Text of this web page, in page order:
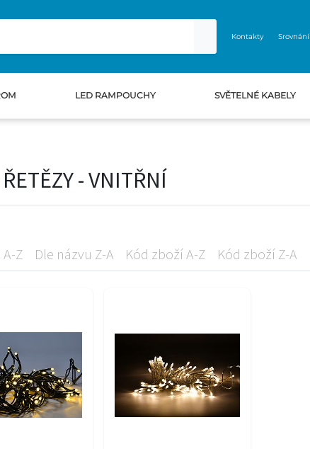
Kontakty Srovnání
LED RAMPOUCHY SVĚTELNÉ KABELY
- VNITŘNÍ
Z Dle názvu Z-A Kód zboží A-Z Kód zboží Z-A